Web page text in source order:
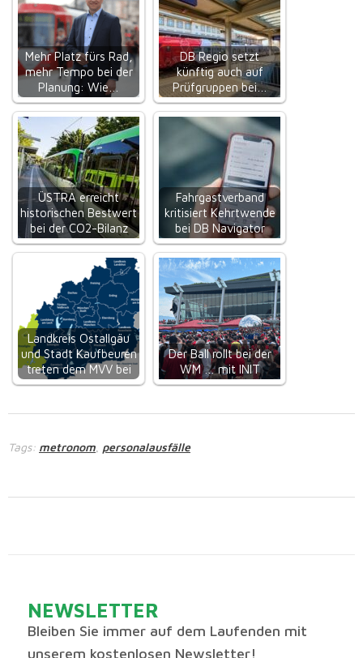
Mehr Platz fürs Rad,
mehr Tempo bei der
Planung: Wie…
DB Regio setzt
künftig auch auf
Prüfgruppen bei…
ÜSTRA erreicht
historischen Bestwert
bei der CO2-Bilanz
Fahrgastverband
kritisiert Kehrtwende
bei DB Navigator
Landkreis Ostallgäu
und Stadt Kaufbeuren
treten dem MVV bei
Der Ball rollt bei der
WM … mit INIT
Tags: metronom personalausfälle
NEWSLETTER
Bleiben Sie immer auf dem Laufenden mit
unserem kostenlosen Newsletter!